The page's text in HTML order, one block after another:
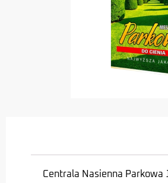
Centrala Nasienna Parkowa